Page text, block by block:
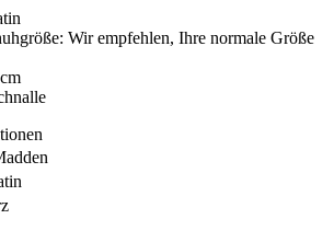
Wir empfehlen, Ihre normale Größe